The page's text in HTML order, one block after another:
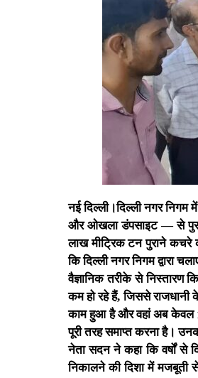
नई दिल्ली।दिल्ली नगर
और ओखला डंपसाइट — से
लाख मीट्रिक टन पुराने कचरे
कि दिल्ली नगर निगम द्वारा
वैज्ञानिक तरीके से निस्तारण
कम हो रहे हैं, जिससे राजधानी
काम हुआ है और वहां अब केवल
पूरी तरह समाप्त करना है।
नेता सदन ने कहा कि वर्षों से
निकालने की दिशा में मजबूती